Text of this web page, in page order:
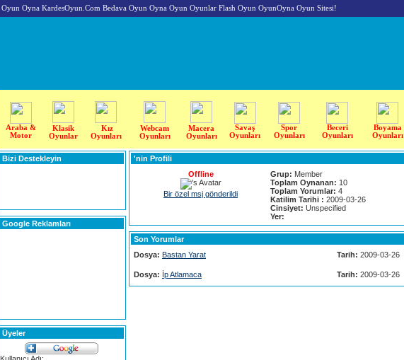
Oyun Oyna KardesOyun.Com Bedava Oyun Oyna Oyun Oyunlar Flash Oyun OyunOyna Oyun Sitesi!
Araba &
Motor
Klasik
Oyunlar
Kız
Oyunları
Webcam
Oyunları
Macera
Oyunları
Savaş
Oyunları
Spor
Oyunları
Beceri
Oyunları
Boyama
Oyunları
Bizi Destekleyin
Google Reklamları
Üyeler
'nin Profili
Offline
Bir özel msj gönderildi
Grup: Member
Toplam Oynanan: 10
Toplam Yorumlar: 4
Katilim Tarihi : 2009-03-26
Cinsiyet: Unspecified
Yer:
Son Yorumlar
Dosya: Bastan Yarat Tarih: 2009-03-26
Dosya: İp Atlamaca Tarih: 2009-03-26